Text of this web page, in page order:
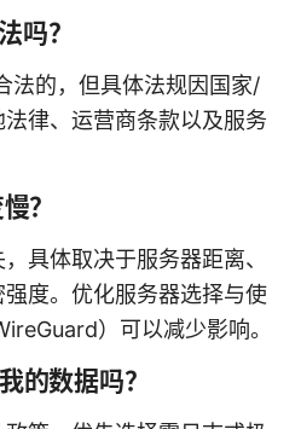
吗？
法的，但具体法规因国家/
律、运营商条款以及服务
？
具体取决于服务器距离、
度。优化服务器选择与使
）可以减少影响。
的数据吗？